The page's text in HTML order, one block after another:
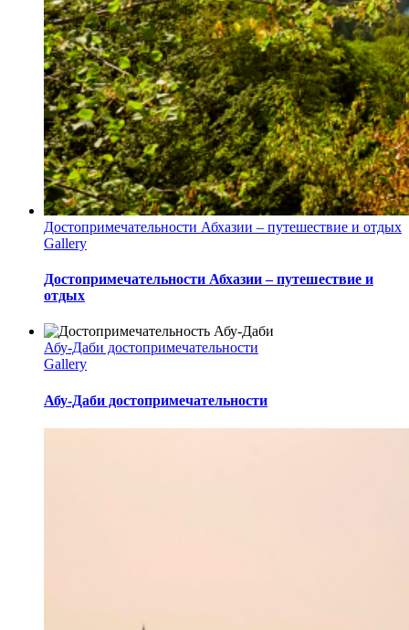
Достопримечательности Абхазии – путешествие и отдых
Gallery
Достопримечательности Абхазии – путешествие и
отдых
Абу-Даби достопримечательности
Gallery
Абу-Даби достопримечательности